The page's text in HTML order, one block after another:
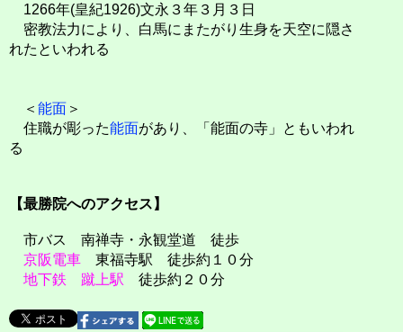
1266年(皇紀1926)文永３年３月３日
密教法力により、白馬にまたがり生身を天空に隠さ
れたといわれる
＜ 能面 ＞
住職が彫った能面があり、「能面の寺」ともいわれ
る
【最勝院へのアクセス】
市バス 南禅寺・永観堂道 徒歩
京阪電車 東福寺駅 徒歩約１０分
地下鉄
蹴上駅 徒歩約２０分